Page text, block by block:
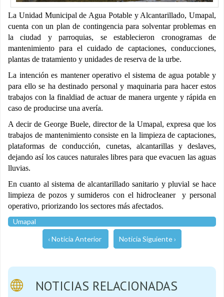
La Unidad Municipal de Agua Potable y Alcantarillado, Umapal,
cuenta con un plan de contingencia para solventar problemas en
la ciudad y parroquias, se establecieron cronogramas de
mantenimiento para el cuidado de captaciones, conducciones,
plantas de tratamiento y unidades de reserva de la urbe.
La intención es mantener operativo el sistema de agua potable y
para ello se ha destinado personal y maquinaria para hacer estos
trabajos con la finaldiad de actuar de manera urgente y rápida en
caso de producirse una avería.
A decir de George Buele, director de la Umapal, expresa que los
trabajos de mantenimiento consiste en la limpieza de captaciones,
plataformas de conducción, cunetas, alcantarillas y deslaves,
dejando así los cauces naturales libres para que evacuen las aguas
lluvias.
En cuanto al sistema de alcantarillado sanitario y pluvial se hace
limpieza de pozos y sumideros con el hidrocleaner y personal
operativo, priorizando los sectores más afectados.
Umapal
‹ Noticia Anterior Noticia Siguiente ›
NOTICIAS RELACIONADAS